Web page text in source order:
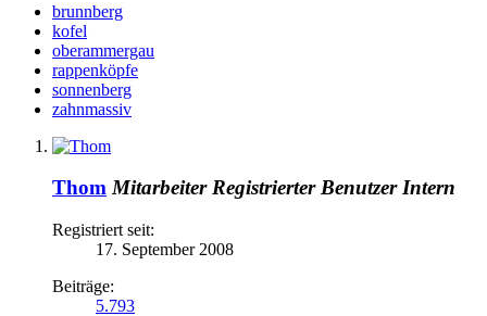
brunnberg
kofel
oberammergau
rappenköpfe
sonnenberg
zahnmassiv
Thom Mitarbeiter Registrierter Benutzer Intern
Registriert seit:
17. September 2008
Beiträge:
5.793